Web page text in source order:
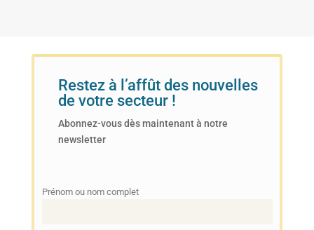
Restez à l’affût des nouvelles
de votre secteur !
Abonnez-vous dès maintenant à notre
newsletter
Prénom ou nom complet